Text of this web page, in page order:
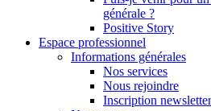
générale ?
Positive Story
Espace professionnel
Informations générales
Nos services
Nous rejoindre
Inscription newsletter